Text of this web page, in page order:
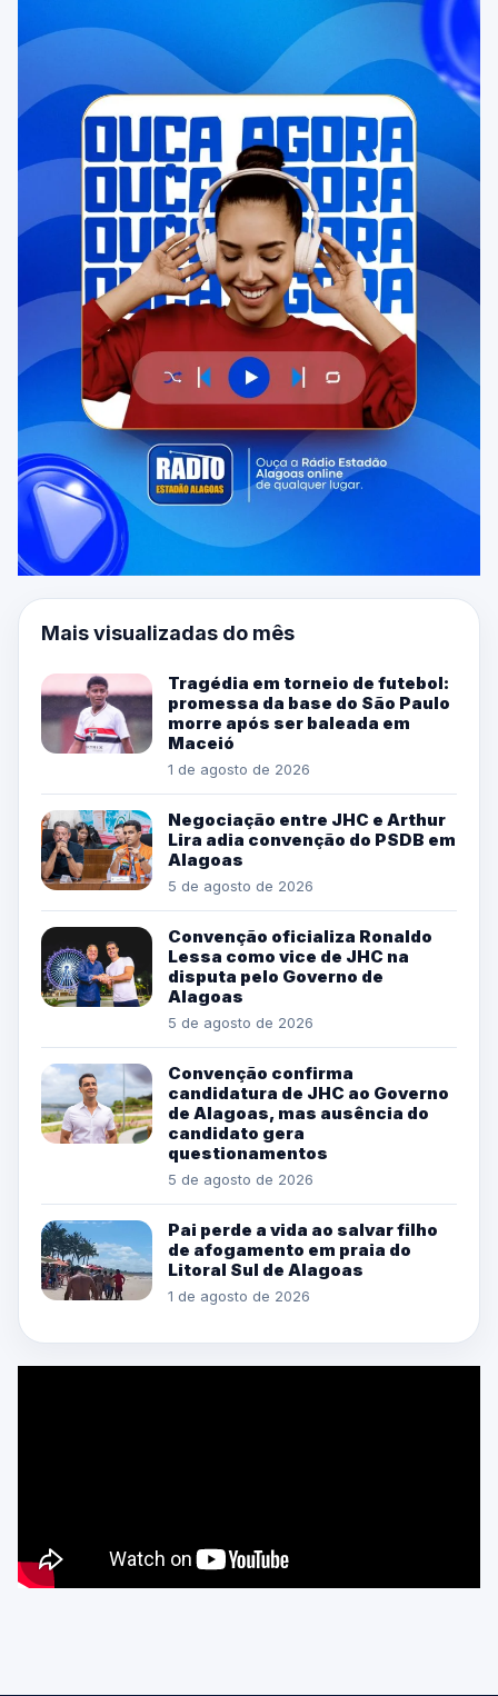
Mais visualizadas do mês
Tragédia em torneio de futebol:
promessa da base do São Paulo
morre após ser baleada em
Maceió
1 de agosto de 2026
Negociação entre JHC e Arthur
Lira adia convenção do PSDB em
Alagoas
5 de agosto de 2026
Convenção oficializa Ronaldo
Lessa como vice de JHC na
disputa pelo Governo de
Alagoas
5 de agosto de 2026
Convenção confirma
candidatura de JHC ao Governo
de Alagoas, mas ausência do
candidato gera
questionamentos
5 de agosto de 2026
Pai perde a vida ao salvar filho
de afogamento em praia do
Litoral Sul de Alagoas
1 de agosto de 2026